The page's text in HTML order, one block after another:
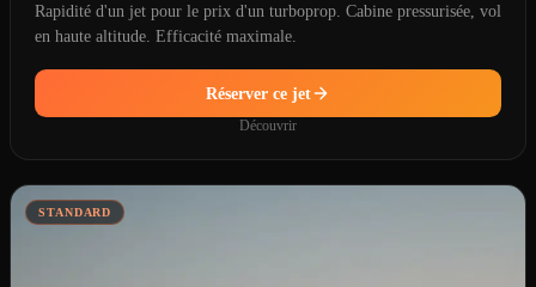
Rapidité d'un jet pour le prix d'un turboprop. Cabine pressurisée, vol
en haute altitude. Efficacité maximale.
Réserver ce jet
Découvrir
STANDARD